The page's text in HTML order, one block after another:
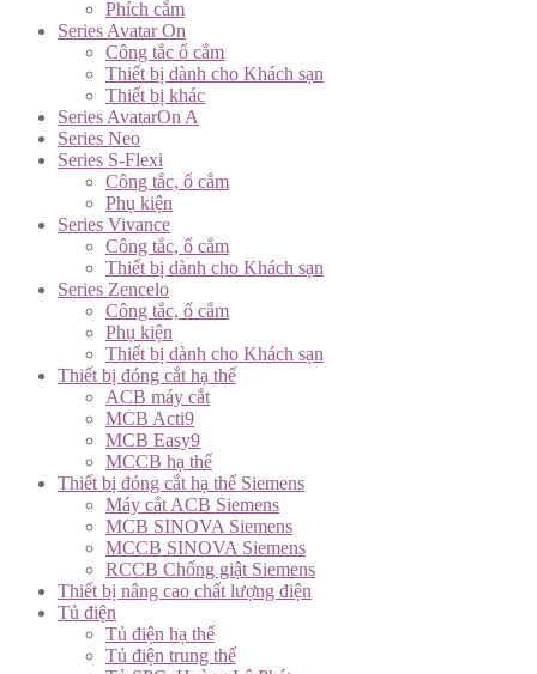
Phích cắm
Series Avatar On
Công tắc ổ cắm
Thiết bị dành cho Khách sạn
Thiết bị khác
Series AvatarOn A
Series Neo
Series S-Flexi
Công tắc, ổ cắm
Phụ kiện
Series Vivance
Công tắc, ổ cắm
Thiết bị dành cho Khách sạn
Series Zencelo
Công tắc, ổ cắm
Phụ kiện
Thiết bị dành cho Khách sạn
Thiết bị đóng cắt hạ thế
ACB máy cắt
MCB Acti9
MCB Easy9
MCCB hạ thế
Thiết bị đóng cắt hạ thế Siemens
Máy cắt ACB Siemens
MCB SINOVA Siemens
MCCB SINOVA Siemens
RCCB Chống giật Siemens
Thiết bị nâng cao chất lượng điện
Tủ điện
Tủ điện hạ thế
Tủ điện trung thế